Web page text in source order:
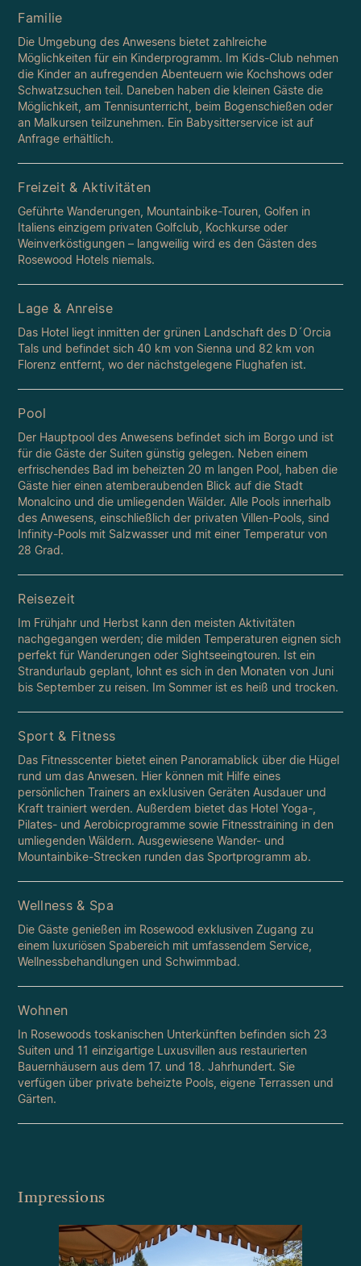
Familie
Die Umgebung des Anwesens bietet zahlreiche
Möglichkeiten für ein Kinderprogramm. Im Kids-Club nehmen
die Kinder an aufregenden Abenteuern wie Kochshows oder
Schwatzsuchen teil. Daneben haben die kleinen Gäste die
Möglichkeit, am Tennisunterricht, beim Bogenschießen oder
an Malkursen teilzunehmen. Ein Babysitterservice ist auf
Anfrage erhältlich.
Freizeit & Aktivitäten
Geführte Wanderungen, Mountainbike-Touren, Golfen in
Italiens einzigem privaten Golfclub, Kochkurse oder
Weinverköstigungen – langweilig wird es den Gästen des
Rosewood Hotels niemals.
Lage & Anreise
Das Hotel liegt inmitten der grünen Landschaft des D´Orcia
Tals und befindet sich 40 km von Sienna und 82 km von
Florenz entfernt, wo der nächstgelegene Flughafen ist.
Pool
Der Hauptpool des Anwesens befindet sich im Borgo und ist
für die Gäste der Suiten günstig gelegen. Neben einem
erfrischendes Bad im beheizten 20 m langen Pool, haben die
Gäste hier einen atemberaubenden Blick auf die Stadt
Monalcino und die umliegenden Wälder. Alle Pools innerhalb
des Anwesens, einschließlich der privaten Villen-Pools, sind
Infinity-Pools mit Salzwasser und mit einer Temperatur von
28 Grad.
Reisezeit
Im Frühjahr und Herbst kann den meisten Aktivitäten
nachgegangen werden; die milden Temperaturen eignen sich
perfekt für Wanderungen oder Sightseeingtouren. Ist ein
Strandurlaub geplant, lohnt es sich in den Monaten von Juni
bis September zu reisen. Im Sommer ist es heiß und trocken.
Sport & Fitness
Das Fitnesscenter bietet einen Panoramablick über die Hügel
rund um das Anwesen. Hier können mit Hilfe eines
persönlichen Trainers an exklusiven Geräten Ausdauer und
Kraft trainiert werden. Außerdem bietet das Hotel Yoga-,
Pilates- und Aerobicprogramme sowie Fitnesstraining in den
umliegenden Wäldern. Ausgewiesene Wander- und
Mountainbike-Strecken runden das Sportprogramm ab.
Wellness & Spa
Die Gäste genießen im Rosewood exklusiven Zugang zu
einem luxuriösen Spabereich mit umfassendem Service,
Wellnessbehandlungen und Schwimmbad.
Wohnen
In Rosewoods toskanischen Unterkünften befinden sich 23
Suiten und 11 einzigartige Luxusvillen aus restaurierten
Bauernhäusern aus dem 17. und 18. Jahrhundert. Sie
verfügen über private beheizte Pools, eigene Terrassen und
Gärten.
Impressions